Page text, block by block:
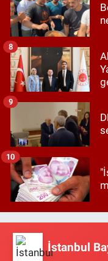
8
9
10
İstanbul